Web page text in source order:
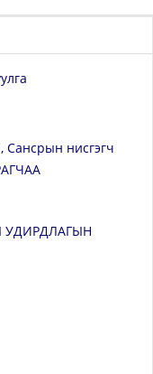
Сансрын нисгэгч
УДИРДЛАГЫН